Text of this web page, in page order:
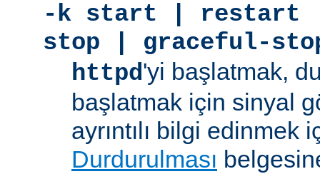
-k start | restart
stop | graceful-
httpd'yi başlatmak,
başlatmak için sinyal
ayrıntılı bilgi edinmek
Durdurulması